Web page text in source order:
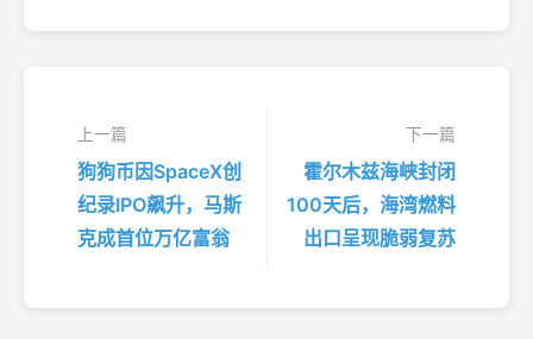
上一篇
狗狗币因SpaceX创
纪录IPO飙升，马斯
克成首位万亿富翁
下一篇
霍尔木兹海峡封闭
100天后，海湾燃料
出口呈现脆弱复苏